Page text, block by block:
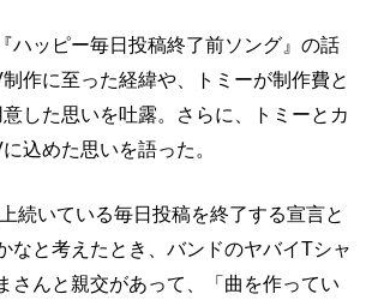
ハッピー毎日投稿終了前ソング』の話
作に至った経緯や、トミーが制作費と
した思いを吐露。さらに、トミーとカ
込めた思いを語った。
続いている毎日投稿を終了する宣言と
なと考えたとき、バンドのヤバイTシャ
さんと親交があって、「曲を作ってい